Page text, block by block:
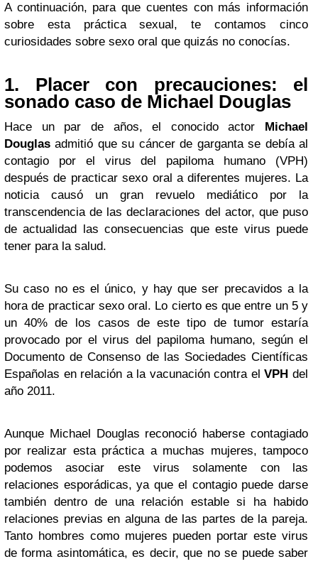
A continuación, para que cuentes con más información
sobre esta práctica sexual, te contamos cinco
curiosidades sobre sexo oral que quizás no conocías.
1. Placer con precauciones: el
sonado caso de Michael Douglas
Hace un par de años, el conocido actor Michael
Douglas admitió que su cáncer de garganta se debía al
contagio por el virus del papiloma humano (VPH)
después de practicar sexo oral a diferentes mujeres. La
noticia causó un gran revuelo mediático por la
transcendencia de las declaraciones del actor, que puso
de actualidad las consecuencias que este virus puede
tener para la salud.
Su caso no es el único, y hay que ser precavidos a la
hora de practicar sexo oral. Lo cierto es que entre un 5 y
un 40% de los casos de este tipo de tumor estaría
provocado por el virus del papiloma humano, según el
Documento de Consenso de las Sociedades Científicas
Españolas en relación a la vacunación contra elVPH del
año 2011.
Aunque Michael Douglas reconoció haberse contagiado
por realizar esta práctica a muchas mujeres, tampoco
podemos asociar este virus solamente con las
relaciones esporádicas, ya que el contagio puede darse
también dentro de una relación estable si ha habido
relaciones previas en alguna de las partes de la pareja.
Tanto hombres como mujeres pueden portar este virus
de forma asintomática, es decir, que no se puede saber